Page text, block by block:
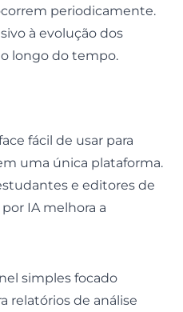
periodicamente.
à evolução dos
longo do tempo.
fácil de usar para
uma única plataforma.
e editores de
IA melhora a
simples focado
relatórios de análise